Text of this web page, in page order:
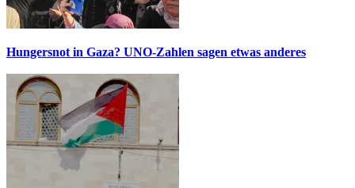
Hungersnot in Gaza? UNO-Zahlen sagen etwas anderes